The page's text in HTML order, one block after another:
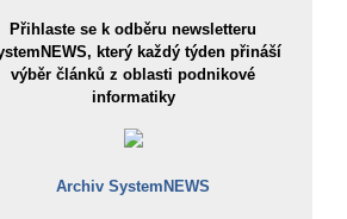
Přihlaste se k odběru newsletteru
který každý týden přináší
výběr článků z oblasti podnikové
informatiky
Archiv SystemNEWS